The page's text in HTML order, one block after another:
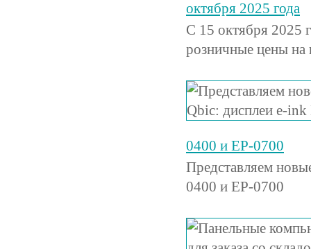
октября 2025 года
С 15 октября 2025
розничные цены
0400 и EP-0700
Представляем
0400 и EP-0700